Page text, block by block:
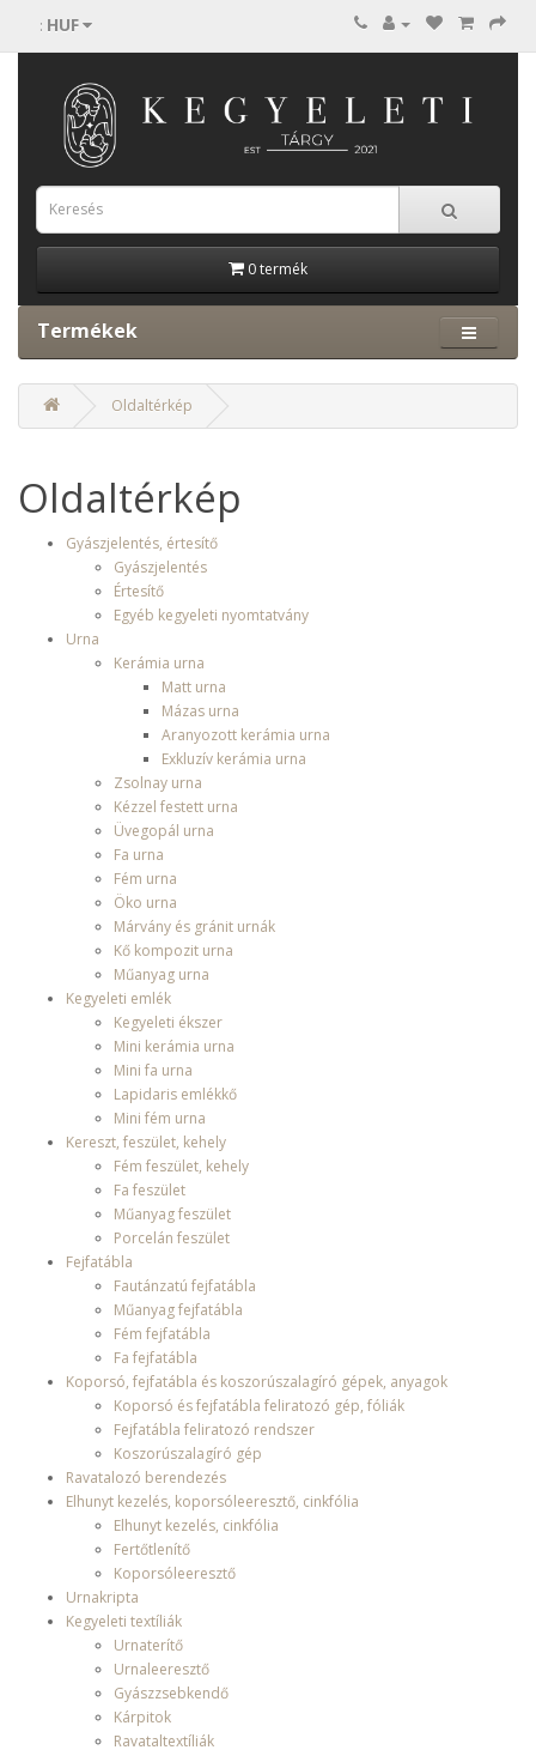
: HUF
0 termék
Termékek
Oldaltérkép
Oldaltérkép
Gyászjelentés, értesítő
Gyászjelentés
Értesítő
Egyéb kegyeleti nyomtatvány
Urna
Kerámia urna
Matt urna
Mázas urna
Aranyozott kerámia urna
Exkluzív kerámia urna
Zsolnay urna
Kézzel festett urna
Üvegopál urna
Fa urna
Fém urna
Öko urna
Márvány és gránit urnák
Kő kompozit urna
Műanyag urna
Kegyeleti emlék
Kegyeleti ékszer
Mini kerámia urna
Mini fa urna
Lapidaris emlékkő
Mini fém urna
Kereszt, feszület, kehely
Fém feszület, kehely
Fa feszület
Műanyag feszület
Porcelán feszület
Fejfatábla
Fautánzatú fejfatábla
Műanyag fejfatábla
Fém fejfatábla
Fa fejfatábla
Koporsó, fejfatábla és koszorúszalagíró gépek, anyagok
Koporsó és fejfatábla feliratozó gép, fóliák
Fejfatábla feliratozó rendszer
Koszorúszalagíró gép
Ravatalozó berendezés
Elhunyt kezelés, koporsóleeresztő, cinkfólia
Elhunyt kezelés, cinkfólia
Fertőtlenítő
Koporsóleeresztő
Urnakripta
Kegyeleti textíliák
Urnaterítő
Urnaleeresztő
Gyászzsebkendő
Kárpitok
Ravataltextíliák